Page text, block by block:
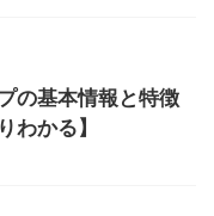
の基本情報と特徴
わかる】